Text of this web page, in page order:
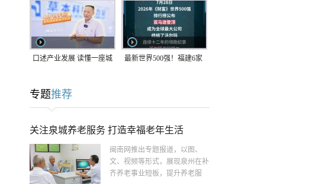
口述产业发展 读懂一座城
家，率先研发草本卫生巾
最新世界500强！福建6家
专题推荐
关注泉城养老服务 打造幸福老年生活
闽南网推出专题报道，以图、
文、视频等形式，展现泉州在补
齐养老事业短板，提升养老服